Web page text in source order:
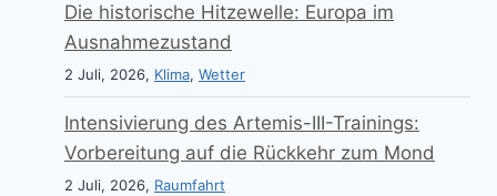
Die historische Hitzewelle: Europa im
Ausnahmezustand
2 Juli, 2026, Klima, Wetter
Intensivierung des Artemis-III-Trainings:
Vorbereitung auf die Rückkehr zum Mond
2 Juli, 2026, Raumfahrt